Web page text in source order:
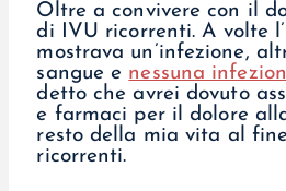
Oltre a convivere con il
di IVU ricorrenti. A volte
mostrava un’infezione,
sangue e nessuna
detto che avrei dovuto
e farmaci per il dolore
resto della mia vita al
ricorrenti.